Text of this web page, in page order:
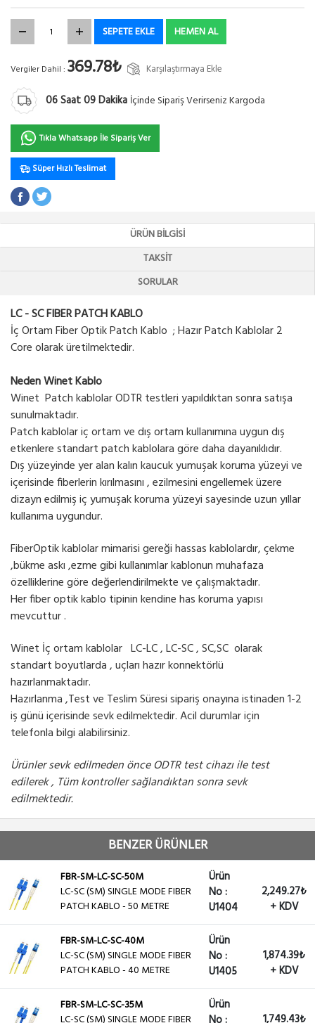
SEPETE EKLE HEMEN AL
Vergiler Dahil : 369.78₺ Karşılaştırmaya Ekle
06Saat09Dakika İçinde Sipariş Verirseniz Kargoda
Tıkla Whatsapp İle Sipariş Ver
Süper Hızlı Teslimat
ÜRÜN BILGISI
TAKSIT
SORULAR
LC - SC FIBER PATCH KABLO
İç Ortam Fiber Optik Patch Kablo ;Hazır Patch Kablolar 2
Core olarak üretilmektedir.
Neden Winet Kablo
Winet Patch kablolar ODTR testleri yapıldıktan sonra satışa
sunulmaktadır.
Patch kablolar iç ortam ve dış ortam kullanımına uygun dış
etkenlere standart patch kablolara göre daha dayanıklıdır.
Dış yüzeyinde yer alan kalın kaucuk yumuşak koruma yüzeyi ve
içerisinde fiberlerin kırılmasını , ezilmesini engellemek üzere
dizayn edilmiş iç yumuşak koruma yüzeyi sayesinde uzun yıllar
kullanıma uygundur.
FiberOptik kablolar mimarisi gereği hassas kablolardır, çekme
,bükme askı ,ezme gibi kullanımlar kablonun muhafaza
özelliklerine göre değerlendirilmekte ve çalışmaktadır.
Her fiber optik kablo tipinin kendine has koruma yapısı
mevcuttur .
Winet İç ortam kablolar LC-LC , LC-SC , SC,SC olarak
standart boyutlarda , uçları hazır konnektörlü
hazırlanmaktadır.
Hazırlanma ,Test ve Teslim Süresi sipariş onayına istinaden 1-2
iş günü içerisinde sevk edilmektedir. Acil durumlar için
telefonla bilgi alabilirsiniz.
Ürünler sevk edilmeden önce ODTR test cihazı ile test
edilerek , Tüm kontroller sağlandıktan sonra sevk
edilmektedir.
BENZER ÜRÜNLER
FBR-SM-LC-SC-50M
LC-SC (SM) SINGLE MODE FIBER
PATCH KABLO - 50 METRE
Ürün
No :
U1404
2,249.27₺
+ KDV
FBR-SM-LC-SC-40M
LC-SC (SM) SINGLE MODE FIBER
PATCH KABLO - 40 METRE
Ürün
No :
U1405
1,874.39₺
+ KDV
FBR-SM-LC-SC-35M
Ürün
1,749.43₺